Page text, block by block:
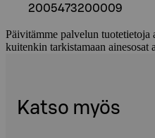
2005473200009
Päivitämme palvelun tuotetietoja
kuitenkin tarkistamaan ainesosat
Katso myös